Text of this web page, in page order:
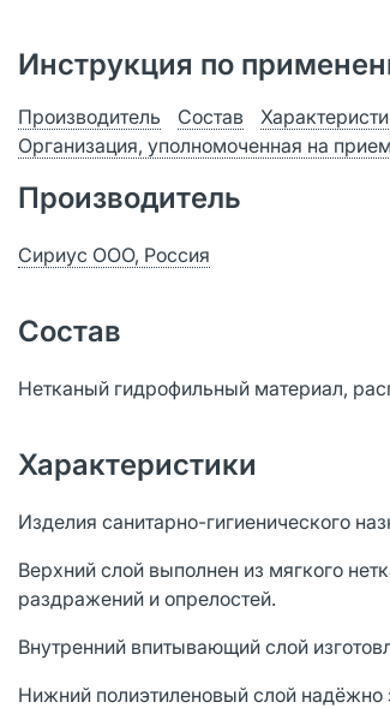
Инструкция по
Производитель Состав
Организация, уполномоченная на
Производитель
Сириус ООО, Россия
Состав
Нетканый гидрофильный материал,
Характеристики
Изделия санитарно-гигиенического
Верхний слой выполнен из мягкого
раздражений и опрелостей.
Внутренний впитывающий слой
Нижний полиэтиленовый слой надёжно